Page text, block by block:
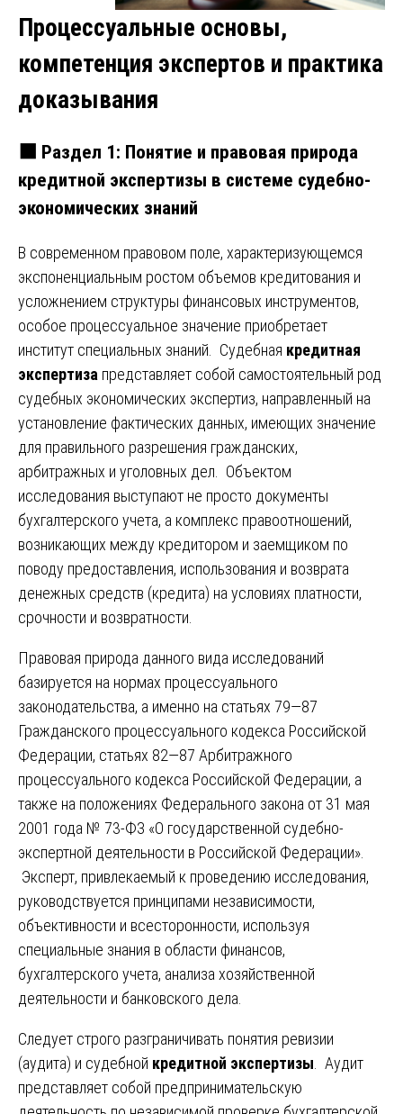
Процессуальные основы,
компетенция экспертов и практика
доказывания
Раздел 1: Понятие и правовая природа
кредитной экспертизы в системе судебно-
экономических знаний
В современном правовом поле, характеризующемся
экспоненциальным ростом объемов кредитования и
усложнением структуры финансовых инструментов,
особое процессуальное значение приобретает
институт специальных знаний. Судебная кредитная
экспертиза представляет собой самостоятельный род
судебных экономических экспертиз, направленный на
установление фактических данных, имеющих значение
для правильного разрешения гражданских,
арбитражных и уголовных дел. Объектом
исследования выступают не просто документы
бухгалтерского учета, а комплекс правоотношений,
возникающих между кредитором и заемщиком по
поводу предоставления, использования и возврата
денежных средств (кредита) на условиях платности,
срочности и возвратности.
Правовая природа данного вида исследований
базируется на нормах процессуального
законодательства, а именно на статьях 79—87
Гражданского процессуального кодекса Российской
Федерации, статьях 82—87 Арбитражного
процессуального кодекса Российской Федерации, а
также на положениях Федерального закона от 31 мая
2001 года № 73-ФЗ «О государственной судебно-
экспертной деятельности в Российской Федерации».
Эксперт, привлекаемый к проведению исследования,
руководствуется принципами независимости,
объективности и всесторонности, используя
специальные знания в области финансов,
бухгалтерского учета, анализа хозяйственной
деятельности и банковского дела.
Следует строго разграничивать понятия ревизии
(аудита) и судебной кредитной экспертизы. Аудит
представляет собой предпринимательскую